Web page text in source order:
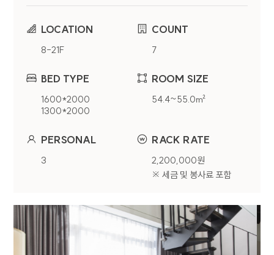
LOCATION
8-21F
COUNT
7
BED TYPE
1600*2000
1300*2000
ROOM SIZE
54.4~55.0㎡
PERSONAL
3
RACK RATE
2,200,000원
※ 세금 및 봉사료 포함
CENTUM PREMIER HOTEL(이하 회사)는
서비스 제공시 개인정보보호법령에 따라 이용자의
개인정보 보호 및 권익을 보호하고 이용자의 고충을
원활하게 처리할 수 있도록 다음과 같은 처리방침을
회사는 이용자가 개별 서비스 신청시 개인정보 수집
경우 해당 서비스 이용이 제한될 수 있습니다.
2. 개인정보 수집 및 이용 목적